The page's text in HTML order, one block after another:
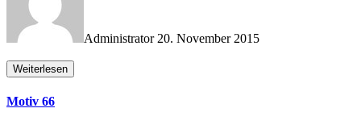
Administrator 20. November 2015
Weiterlesen
Motiv 66